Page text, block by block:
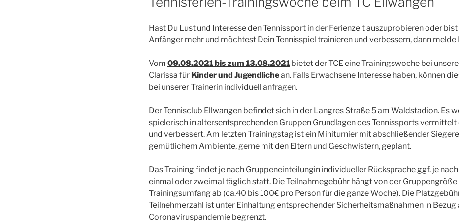
Hast Du Lust und Interesse den Tennissport in der Ferienzeit auszuprobieren oder
Anfänger mehr und möchtest Dein Tennisspiel trainieren und verbessern, dann melde
Vom 09.08.2021 bis zum 13.08.2021 bietet der TCE eine Trainingswoche bei
Clarissa für Kinder und Jugendlichean. Falls Erwachsene Interesse haben, können
bei unserer Trainerin individuell anfragen.
Der Tennisclub Ellwangen befindet sich in der Langres Straße 5 am Waldstadion. Es
spielerisch in altersentsprechenden Gruppen Grundlagen des Tennissports
und verbessert. Am letzten Trainingstag ist ein Miniturnier mit abschließender
gemütlichem Ambiente, gerne mit den Eltern und Geschwistern, geplant.
Das Training findet je nach Gruppeneinteilungin individueller Rücksprache ggf. je
einmal oder zweimal täglich statt. Die Teilnahmegebühr hängt von der Gruppengröße
Trainingsumfang ab (ca.40 bis 100€ pro Person für die ganze Woche). Die
Teilnehmerzahl ist unter Einhaltung entsprechender Sicherheitsmaßnahmen in Bezug
Coronaviruspandemie begrenzt.